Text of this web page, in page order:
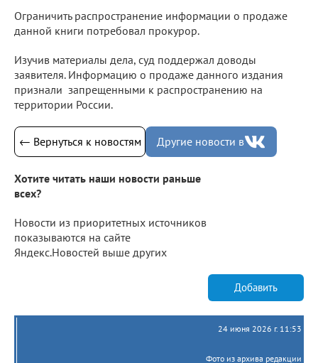
Ограничить распространение информации о продаже
данной книги потребовал прокурор.
Изучив материалы дела, суд поддержал доводы
заявителя. Информацию о продаже данного издания
признали запрещенными к распространению на
территории России.
← Вернуться к новостям Другие новости в
Хотите читать наши новости раньше
всех?
Новости из приоритетных источников
показываются на сайте
Яндекс.Новостей выше других
Добавить
24 июня 2026 г. 11:53
Фото из архива редакции